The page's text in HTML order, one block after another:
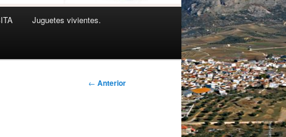
Juguetes vivientes.
Navegación
← Anterior